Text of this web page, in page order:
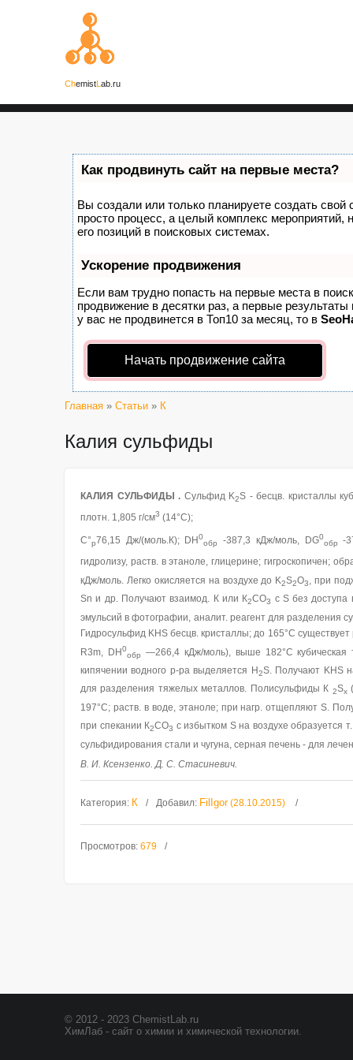
ChemistL ab.ru
Как продвинуть сайт на первые места?
Вы создали или только планируете создать свой
просто процесс, а целый комплекс
его позиций в поисковых системах.
Ускорение продвижения
Если вам трудно попасть на первые места в
продвижение в десятки раз, а первые
у вас не продвинется в Топ10 за месяц, то в
Начать продвижение сайта
Главная » Статьи » К
Калия сульфиды
КАЛИЯ СУЛЬФИДЫ . Сульфид K2S - бесцв. кристаллы
плотн. 1,805 г/см3 (14°С);
С°р76,15 Дж/(моль.К); DH0
обр -387,3 кДж/моль, DG0
обр
-
гидролизу, раств. в этаноле, глицерине; гигроскопичен;
кДж/моль. Легко окисляется на воздухе до K2S2O3
, при
Sn и др. Получают взаимод. К или К2СО3 с S без доступа
эмульсий в фотографии, аналит. реагент для разделения
Гидросульфид KHS бесцв. кристаллы; до 165°С
R3m, DH0
обр
—266,4 кДж/моль), выше 182°С
кипячении водного р-ра выделяется H2S. Получают KHS
для разделения тяжелых металлов. Полисульфиды К 2Sx
197°С; раств. в воде, этаноле; при нагр. отщепляют S.
при спекании К2СО3 с избытком S на воздухе образуется
сульфидирования стали и чугуна, серная печень - для
В. И. Ксензенко. Д. С. Стасиневич.
Категория: К Добавил: FilIgor(28.10.2015)
Просмотров: 679
© 2012 - 2023 ChemistLab.ru
ХимЛаб - сайт о химии и химической технологии.